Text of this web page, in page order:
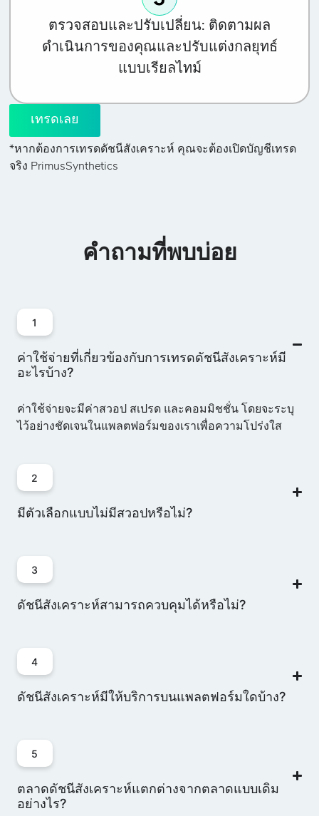
ตรวจสอบและปรับเปลี่ยน: ติดตามผล
ดำเนินการของคุณและปรับแต่งกลยุทธ์
แบบเรียลไทม์
เทรดเลย
*หากต้องการเทรดดัชนีสังเคราะห์ คุณจะต้องเปิดบัญชีเทรด
จริง PrimusSynthetics
คำถามที่พบบ่อย
1
ค่าใช้จ่ายที่เกี่ยวข้องกับการเทรดดัชนีสังเคราะห์มี
อะไรบ้าง?
ค่าใช้จ่ายจะมีค่าสวอป สเปรด และคอมมิชชั่น โดยจะระบุ
ไว้อย่างชัดเจนในแพลตฟอร์มของเราเพื่อความโปร่งใส
2
มีตัวเลือกแบบไม่มีสวอปหรือไม่?
3
ดัชนีสังเคราะห์สามารถควบคุมได้หรือไม่?
4
ดัชนีสังเคราะห์มีให้บริการบนแพลตฟอร์มใดบ้าง?
5
ตลาดดัชนีสังเคราะห์แตกต่างจากตลาดแบบเดิม
อย่างไร?